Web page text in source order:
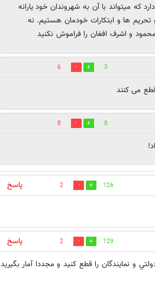
كه ميتواند با آن به شهروندان خود يارانه
8 سال دفاع مقدس و تحريم ها و ابتكارات خودمان هستيم. نه
و اشرف افغان را فراموش نكنيد
3
6
می کنند
8
8
126
2
پاسخ
129
2
پاسخ
و نمايندگان را قطع كنيد و مجددا آمار بگيريد